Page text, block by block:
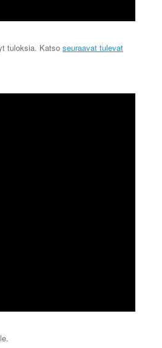
tuloksia. Katso seuraavat tulevat